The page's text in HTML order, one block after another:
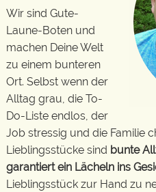
Wir sind Gute-
Laune-Boten und
machen Deine Welt
zu einem bunteren
Ort. Selbst wenn der
Alltag grau, die To-
Do-Liste endlos, der
Job stressig und die Familie
Lieblingsstücke sind bunte
garantiert ein Lächeln ins
Lieblingsstück zur Hand zu